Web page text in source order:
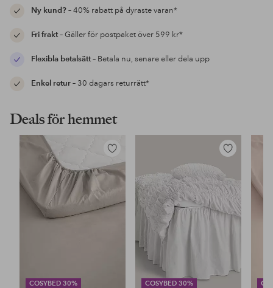
Ny kund?– 40% rabatt på dyraste varan*
Fri frakt– Gäller för postpaket över 599 kr*
Flexibla betalsätt– Betala nu, senare eller dela upp
Enkel retur– 30 dagars returrätt*
Deals för hemmet
COSYBED 30%
Lägg
till
i
favoriter
COSYBED 30%
Lägg
i
favoriter